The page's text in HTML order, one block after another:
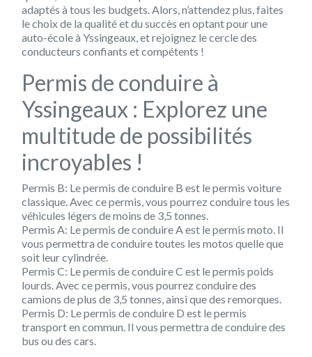
adaptés à tous les budgets. Alors, n’attendez plus, faites
le choix de la qualité et du succès en optant pour une
auto-école à Yssingeaux, et rejoignez le cercle des
conducteurs confiants et compétents !
Permis de conduire à
Yssingeaux : Explorez une
multitude de possibilités
incroyables !
Permis B: Le permis de conduire B est le permis voiture
classique. Avec ce permis, vous pourrez conduire tous les
véhicules légers de moins de 3,5 tonnes.
Permis A: Le permis de conduire A est le permis moto. Il
vous permettra de conduire toutes les motos quelle que
soit leur cylindrée.
Permis C: Le permis de conduire C est le permis poids
lourds. Avec ce permis, vous pourrez conduire des
camions de plus de 3,5 tonnes, ainsi que des remorques.
Permis D: Le permis de conduire D est le permis
transport en commun. Il vous permettra de conduire des
bus ou des cars.